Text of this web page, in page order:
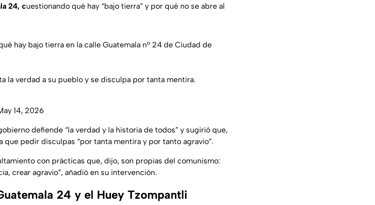
24, cuestionando qué hay “bajo tierra” y por qué no se abre al
hay bajo tierra en la calle Guatemala nº 24 de Ciudad de
la verdad a su pueblo y se disculpa por tanta mentira.
14, 2026
defiende “la verdad y la historia de todos” y sugirió que,
que pedir disculpas “por tanta mentira y por tanto agravio”.
con prácticas que, dijo, son propias del comunismo:
crear agravio”, añadió en su intervención.
24 y el Huey Tzompantli